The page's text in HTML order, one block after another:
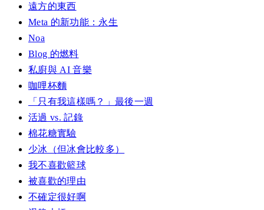
遠方的東西
Meta 的新功能：永生
Noa
Blog 的燃料
私廚與 AI 音樂
咖哩杯麵
「只有我這樣嗎？」最後一週
活過 vs. 記錄
棉花糖實驗
少冰（但冰會比較多）
我不喜歡籃球
被喜歡的理由
不確定很好啊